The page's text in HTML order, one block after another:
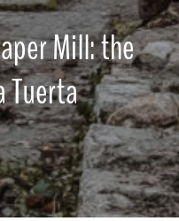
Mill: the
Tuerta